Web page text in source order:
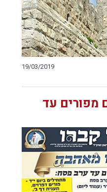
19/03/2019
מפורים עד